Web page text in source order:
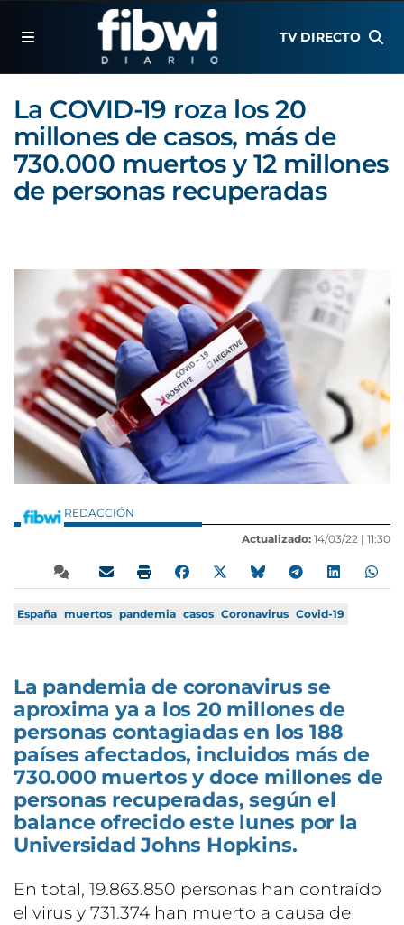
TV DIRECTO
La COVID-19 roza los 20
millones de casos, más de
730.000 muertos y 12 millones
de personas recuperadas
REDACCIÓN
Actualizado: 14/03/22 | 11:30
España muertos pandemia casos Coronavirus Covid-19
La pandemia de coronavirus se
aproxima ya a los 20 millones de
personas contagiadas en los 188
países afectados, incluidos más de
730.000 muertos y doce millones de
personas recuperadas, según el
balance ofrecido este lunes por la
Universidad Johns Hopkins.
En total, 19.863.850 personas han contraído
el virus y 731.374 han muerto a causa del